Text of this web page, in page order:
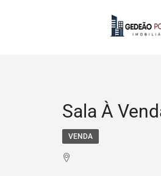
Sala À
VENDA